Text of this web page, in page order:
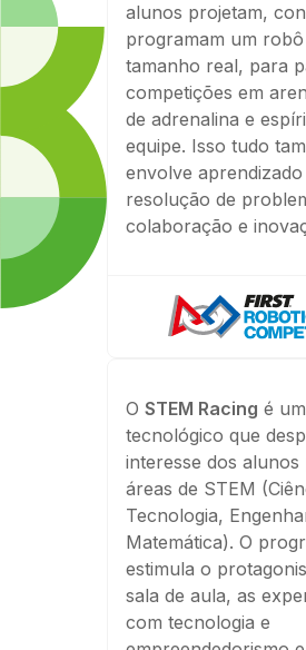
alunos projetam,
programam um robô
tamanho real, para
competições em
de adrenalina e
equipe. Isso tudo
envolve
resolução de
colaboração e
O STEM Racing é
tecnológico que
interesse dos alunos
áreas de STEM
Tecnologia,
Matemática). O
estimula o
sala de aula, as
com tecnologia e